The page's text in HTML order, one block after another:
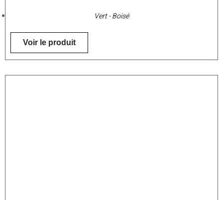
Vert - Boisé
Voir le produit